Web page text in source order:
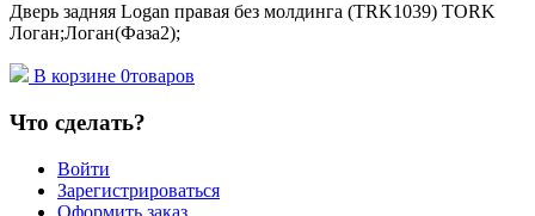
Дверь задняя Logan правая без молдинга (TRK1039) TORK
Логан;Логан(Фаза2);
В корзине 0товаров
Что сделать?
Войти
Зарегистрироваться
Оформить заказ